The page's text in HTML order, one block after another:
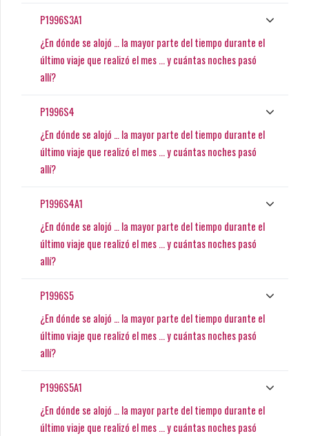
P1996S3A1
¿En dónde se alojó … la mayor parte del tiempo durante el
último viaje que realizó el mes ... y cuántas noches pasó
allí?
P1996S4
¿En dónde se alojó … la mayor parte del tiempo durante el
último viaje que realizó el mes ... y cuántas noches pasó
allí?
P1996S4A1
¿En dónde se alojó … la mayor parte del tiempo durante el
último viaje que realizó el mes ... y cuántas noches pasó
allí?
P1996S5
¿En dónde se alojó … la mayor parte del tiempo durante el
último viaje que realizó el mes ... y cuántas noches pasó
allí?
P1996S5A1
¿En dónde se alojó … la mayor parte del tiempo durante el
último viaje que realizó el mes ... y cuántas noches pasó